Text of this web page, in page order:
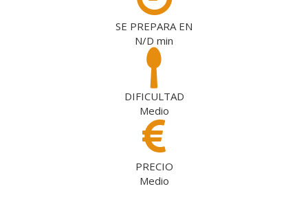
SE PREPARA EN
N/D min
DIFICULTAD
Medio
PRECIO
Medio